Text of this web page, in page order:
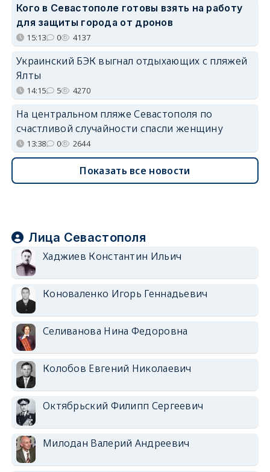
Кого в Севастополе готовы взять на работу
для защиты города от дронов
15:13 0 4137
Украинский БЭК выгнал отдыхающих с пляжей
Ялты
14:15 5 4270
На центральном пляже Севастополя по
счастливой случайности спасли женщину
13:38 0 2644
Показать все новости
Лица Севастополя
Хаджиев Константин Ильич
Коноваленко Игорь Геннадьевич
Селиванова Нина Федоровна
Колобов Евгений Николаевич
Октябрьский Филипп Сергеевич
Милодан Валерий Андреевич